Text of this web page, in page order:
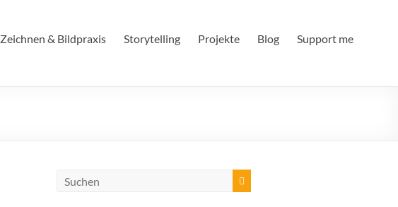
Zeichnen & Bildpraxis Storytelling Projekte Blog Support me